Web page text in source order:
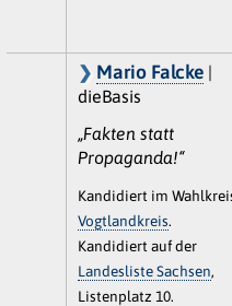
Mario Falcke|
dieBasis
„Fakten statt
Propaganda!“
Kandidiert im
Vogtlandkreis.
Kandidiert auf der
Landesliste Sachsen,
Listenplatz 10.